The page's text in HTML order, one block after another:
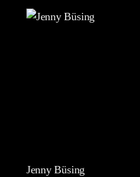
Jenny Büsing